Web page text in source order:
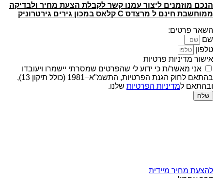
הנכם מוזמנים ליצור עמנו קשר לקבלת הצעת מחיר ולבדיקה
ממוחשבת חינם ל מרצדס C קלאס במכון גירים גירטרוניק
השאר פרטים:
שם
טלפון
אישור מדיניות פרטיות
אני מאשר/ת כי ידוע לי שהפרטים שמסרתי יישמרו ויעובדו
בהתאם לחוק הגנת הפרטיות, התשמ"א–1981 (כולל תיקון 13),
ובהתאם למדיניות הפרטיות שלנו.
שלח
להצעת מחיר מיידית